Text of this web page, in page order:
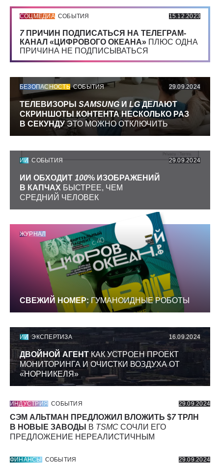
СОЦМЕДИА СОБЫТИЯ 15.12.2023
7 ПРИЧИН ПОДПИСАТЬСЯ НА ТЕЛЕГРАМ-
КАНАЛ «ЦИФРОВОГО ОКЕАНА» ПЛЮС ОДНА
ПРИЧИНА НЕ ПОДПИСЫВАТЬСЯ
БЕЗОПАСНОСТЬ СОБЫТИЯ 29.09.2024
ТЕЛЕВИЗОРЫ SAMSUNG И LGДЕЛАЮТ
СКРИНШОТЫ КОНТЕНТА НЕСКОЛЬКО РАЗ
В СЕКУНДУЭТО МОЖНО ОТКЛЮЧИТЬ
ИИ СОБЫТИЯ 29.09.2024
ИИ ОБХОДИТ 100% ИЗОБРАЖЕНИЙ
В КАПЧАХ БЫСТРЕЕ, ЧЕМ
СРЕДНИЙ ЧЕЛОВЕК
ЖУРНАЛ
СВЕЖИЙ НОМЕР: ГУМАНОИДНЫЕ РОБОТЫ
ИИ ЭКСПЕРТИЗА 16.09.2024
ДВОЙНОЙ АГЕНТКАК УСТРОЕН ПРОЕКТ
МОНИТОРИНГА И ОЧИСТКИ ВОЗДУХА ОТ
«НОРНИКЕЛЯ»
ИНДУСТРИЯ СОБЫТИЯ 29.09.2024
СЭМ АЛЬТМАН ПРЕДЛОЖИЛ ВЛОЖИТЬ $7ТРЛН
В НОВЫЕ ЗАВОДЫ
В TSMC СОЧЛИ ЕГО
ПРЕДЛОЖЕНИЕ НЕРЕАЛИСТИЧНЫМ
ФИНАНСЫ СОБЫТИЯ 29.09.2024